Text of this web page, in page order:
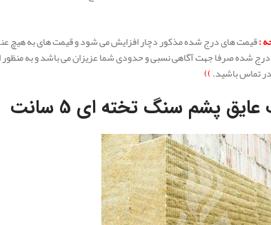
:قیمت های درج شده مذکور دچار افزایش می شود و قیمت های به هیچ
شده صرفا جهت آگاهی نسبی و حدودی شما عزیزان می باشد و به
تماس باشید.))
پشم سنگ تخته ای 5 سانت